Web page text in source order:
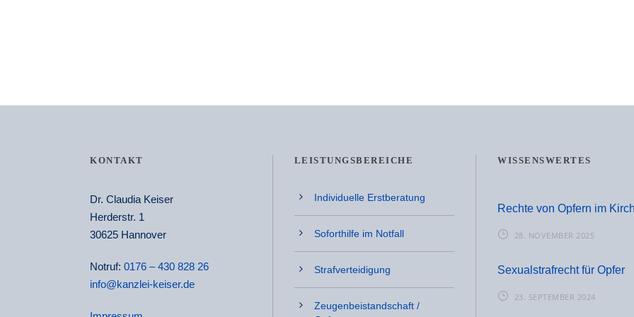
KONTAKT
Dr. Claudia Keiser
Herderstr. 1
30625 Hannover
Notruf: 0176 – 430 828 26
info@kanzlei-keiser.de
LEISTUNGSBEREICHE
Individuelle Erstberatung
Soforthilfe im Notfall
Strafverteidigung
Zeugenbeistandschaft /
WISSENSWERTES
Rechte von Opfern im
28. NOVEMBER 2025
Sexualstrafrecht für Opfer
23. SEPTEMBER 2024